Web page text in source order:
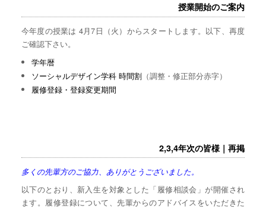
授業開始のご案内
今年度の授業は 4月7日（火）からスタートします。以下、再度
ご確認下さい。
学年暦
ソーシャルデザイン学科 時間割 （調整・修正部分赤字）
履修登録・登録変更期間
2,3,4年次の皆様｜再掲
多くの先輩方のご協力、ありがとうございました。
以下のとおり、新入生を対象とした「履修相談会」が開催され
ます。履修登録について、先輩からのアドバイスをいただきた